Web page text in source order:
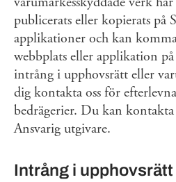
publicerats eller kopierats på
applikationer och kan
webbplats eller applikation
intrång i upphovsrätt eller
dig kontakta oss för
bedrägerier. Du kan kontakta
Ansvarig utgivare.
Intrång i upphovsrätt